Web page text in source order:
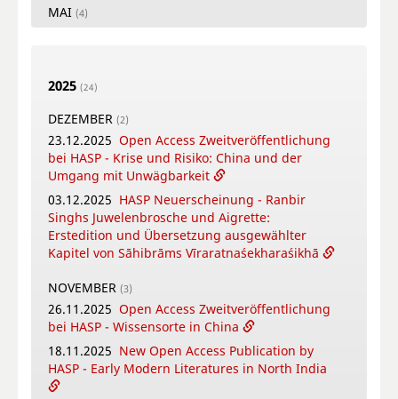
MAI (4)
in Worship
18.05.2026
Term 2026
12.05.2026
New Open Access Publication by
HASP - Coṉṉa Vaṇṇam Ceyta Perumāḷ Temple
Inscriptions, Kāñcipuram
12.05.2026 Video-Tutorial - Die digitalen
Textsammlungen des FID Südasien
APRIL
16.04.2026 Online-Book Launch: The
collaborative writing of: "Crafting Potency": A
metadisciplinary approach to Sowa Rigpa
14.04.2026 New Open Access Publication by
HASP - Patriotic Education Bases in China.
2025 (24)
DEZEMBER (2)
23.12.2025 Open Access Zweitveröffentlichung
bei HASP - Krise und Risiko: China und der
Umgang mit Unwägbarkeit
03.12.2025 HASP Neuerscheinung - Ranbir
Singhs Juwelenbrosche und Aigrette:
Erstedition und Übersetzung ausgewählter
Kapitel von Sāhibrāms Vīraratnaśekharaśikhā
NOVEMBER (3)
26.11.2025 Open Access Zweitveröffentlichung
bei HASP - Wissensorte in China
18.11.2025 New Open Access Publication by
HASP - Early Modern Literatures in North India